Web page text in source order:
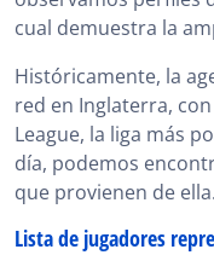
cual demuestra la
Históricamente, la
red en Inglaterra,
League, la liga más
día, podemos
que provienen de ella.
Lista de jugadores